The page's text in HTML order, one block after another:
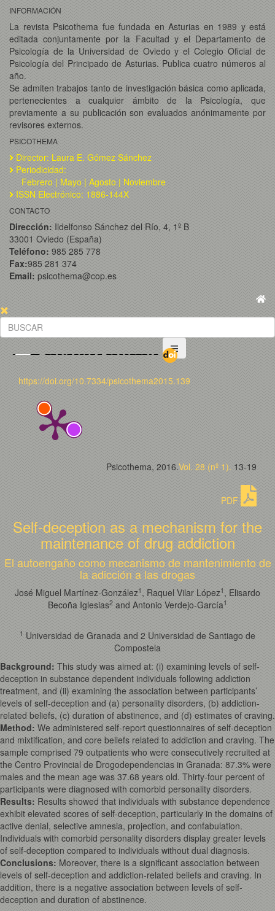
INFORMACIÓN
La revista Psicothema fue fundada en Asturias en 1989 y está
editada conjuntamente por la Facultad y el Departamento de
Psicología de la Universidad de Oviedo y el Colegio Oficial de
Psicología del Principado de Asturias. Publica cuatro números al
año.
Se admiten trabajos tanto de investigación básica como aplicada,
pertenecientes a cualquier ámbito de la Psicología, que
previamente a su publicación son evaluados anónimamente por
revisores externos.
PSICOTHEMA
Director: Laura E. Gómez Sánchez
Periodicidad:
Febrero | Mayo | Agosto | Noviembre
ISSN Electrónico: 1886-144X
CONTACTO
Dirección: Ildelfonso Sánchez del Río, 4, 1º B
33001 Oviedo (España)
Teléfono: 985 285 778
Fax:985 281 374
Email: psicothema@cop.es
https://doi.org/10.7334/psicothema2015.139
Psicothema, 2016.Vol. 28 (nº 1). 13-19
PDF
Self-deception as a mechanism for the
maintenance of drug addiction
El autoengaño como mecanismo de mantenimiento de
la adicción a las drogas
José Miguel Martínez-González1 , Raquel Vilar López1 , Elisardo
Becoña Iglesias2 and Antonio Verdejo-García1
1 Universidad de Granada and 2 Universidad de Santiago de
Compostela
Background: This study was aimed at: (i) examining levels of self-
deception in substance dependent individuals following addiction
treatment, and (ii) examining the association between participants’
levels of self-deception and (a) personality disorders, (b) addiction-
related beliefs, (c) duration of abstinence, and (d) estimates of craving.
Method: We administered self-report questionnaires of self-deception
and mixtification, and core beliefs related to addiction and craving. The
sample comprised 79 outpatients who were consecutively recruited at
the Centro Provincial de Drogodependencias in Granada: 87.3% were
males and the mean age was 37.68 years old. Thirty-four percent of
participants were diagnosed with comorbid personality disorders.
Results: Results showed that individuals with substance dependence
exhibit elevated scores of self-deception, particularly in the domains of
active denial, selective amnesia, projection, and confabulation.
Individuals with comorbid personality disorders display greater levels
of self-deception compared to individuals without dual diagnosis.
Conclusions: Moreover, there is a significant association between
levels of self-deception and addiction-related beliefs and craving. In
addition, there is a negative association between levels of self-
deception and duration of abstinence.